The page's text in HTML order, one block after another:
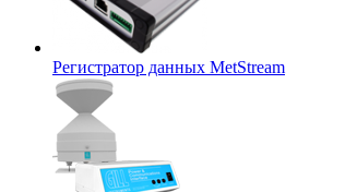
Регистратор данных MetStream